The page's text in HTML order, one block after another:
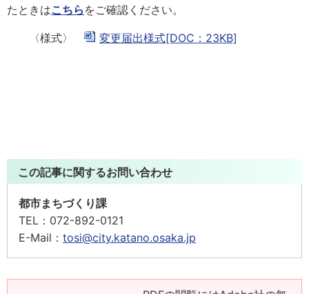
たときはこちら をご確認ください。
〈様式〉 変更届出様式[DOC：23KB]
この記事に関するお問い合わせ
都市まちづくり課
TEL： 072-892-0121
E-Mail： tosi@city.katano.osaka.jp